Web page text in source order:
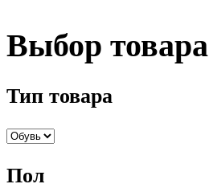
Выбор товара
Тип товара
Пол